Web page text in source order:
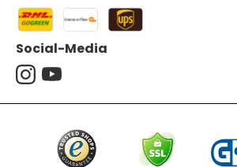
Social-Media